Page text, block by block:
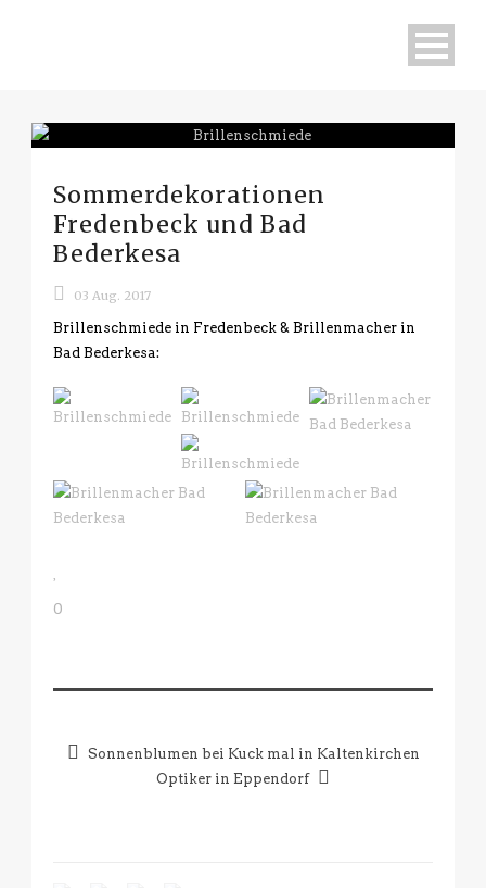
Sommerdekorationen
Fredenbeck und Bad
Bederkesa
03 Aug. 2017
Brillenschmiede in Fredenbeck & Brillenmacher in
Bad Bederkesa:
0
Sonnenblumen bei Kuck mal in Kaltenkirchen
Optiker in Eppendorf